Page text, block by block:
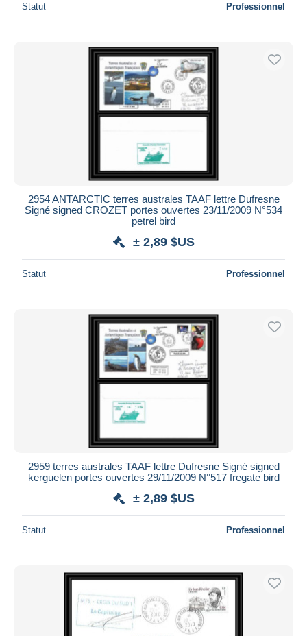
Statut Professionnel
2954 ANTARCTIC terres australes TAAF lettre Dufresne
Signé signed CROZET portes ouvertes 23/11/2009 N°534
petrel bird
± 2,89 $US
Statut Professionnel
2959 terres australes TAAF lettre Dufresne Signé signed
kerguelen portes ouvertes 29/11/2009 N°517 fregate bird
± 2,89 $US
Statut Professionnel